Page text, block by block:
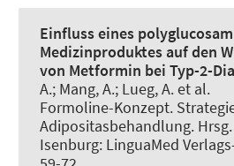
Einfluss eines
Medizinproduktes auf den
von Metformin bei Typ-2-
A.; Mang, A.; Lueg, A. et al.
Formoline-Konzept.
Adipositasbehandlung.
Isenburg: LinguaMed